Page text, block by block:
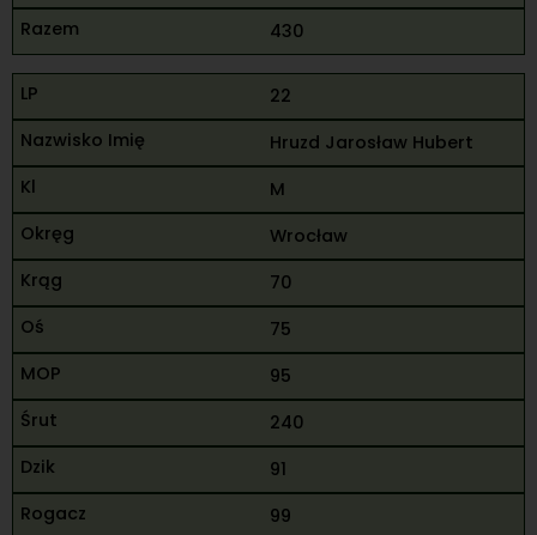
430
22
Hruzd Jarosław Hubert
M
Wrocław
70
75
95
240
91
99